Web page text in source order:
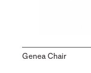
Genea Chair